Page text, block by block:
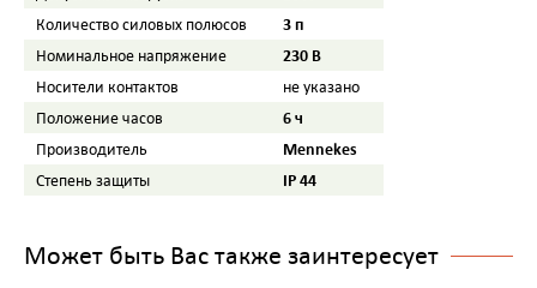
Количество силовых полюсов 3 п
Номинальное напряжение 230 B
Носители контактов
не указано
Положение часов
6 ч
Производитель Mennekes
Степень защиты IP 44
Может быть Вас также заинтересует